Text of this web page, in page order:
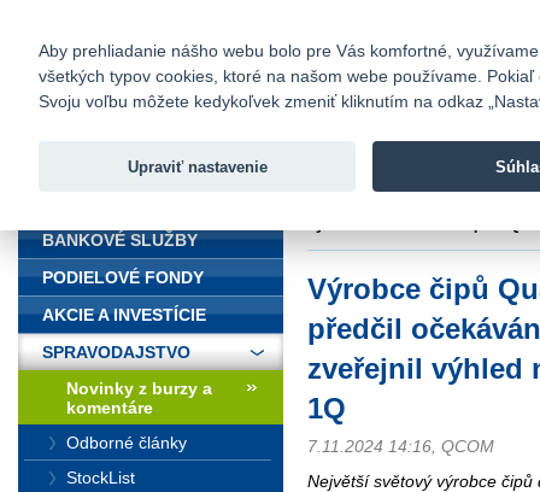
Fio banka
Fio banka
Výrobce čipů
předčil
zveřejnil výhled
1Q
7.11.2024 14:16, QCOM
Největší světový výrobce
BANKOVÉ SLUŽBY
PODIELOVÉ FONDY
AKCIE A INVESTÍCIE
SPRAVODAJSTVO
Novinky z burzy a
komentáre
Odborné články
StockList
Aby prehliadanie nášho webu bolo pre Vás komfortné,
všetkých typov cookies, ktoré na našom webe používame.
Svoju voľbu môžete kedykoľvek zmeniť kliknutím na odkaz
Upraviť nastavenie